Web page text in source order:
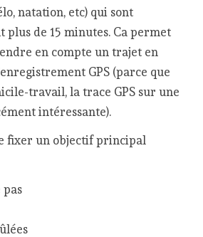
natation, etc) qui sont
plus de 15 minutes. Ca permet
en compte un trajet en
GPS (parce que
travail, la trace GPS sur une
intéressante).
fixer un objectif principal